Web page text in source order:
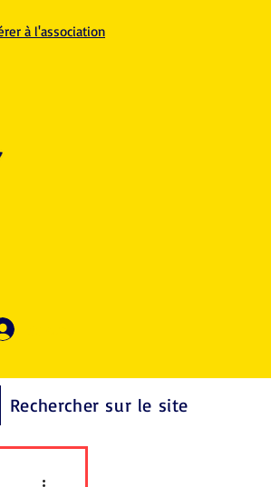
à l'association
Rechercher sur le site